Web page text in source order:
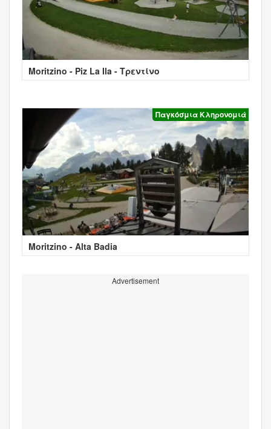
Moritzino - Piz La Ila - Τρεντίνο
Παγκόσμια Κληρονομιά
Moritzino - Alta Badia
Advertisement